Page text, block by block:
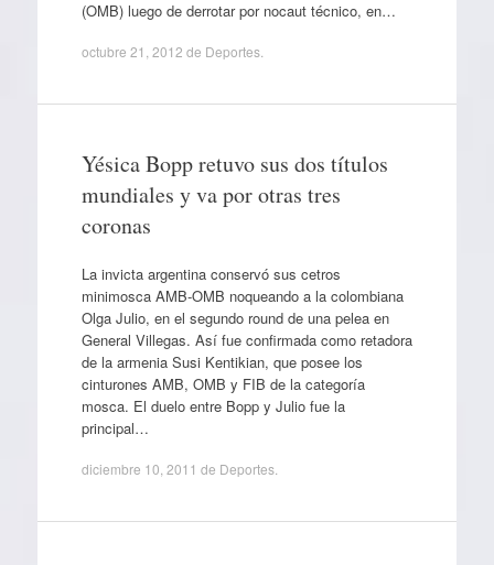
(OMB) luego de derrotar por nocaut técnico, en…
octubre 21, 2012 de Deportes.
Yésica Bopp retuvo sus dos títulos
mundiales y va por otras tres
coronas
La invicta argentina conservó sus cetros
minimosca AMB-OMB noqueando a la colombiana
Olga Julio, en el segundo round de una pelea en
General Villegas. Así fue confirmada como retadora
de la armenia Susi Kentikian, que posee los
cinturones AMB, OMB y FIB de la categoría
mosca. El duelo entre Bopp y Julio fue la
principal…
diciembre 10, 2011 de Deportes.